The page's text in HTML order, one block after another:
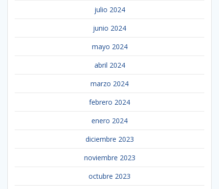
julio 2024
junio 2024
mayo 2024
abril 2024
marzo 2024
febrero 2024
enero 2024
diciembre 2023
noviembre 2023
octubre 2023